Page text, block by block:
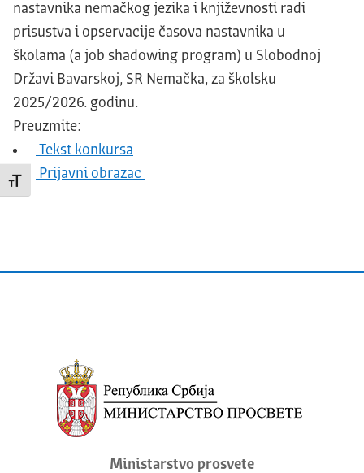
Promeni veličinu slova
nastavnika nemačkog jezika i književnosti radi
prisustva i opservacije časova nastavnika u
školama (a job shadowing program) u Slobodnoj
Državi Bavarskoj, SR Nemačka, za školsku
2025/2026. godinu.
Preuzmite:
Tekst konkursa
Prijavni obrazac
Ministarstvo prosvete